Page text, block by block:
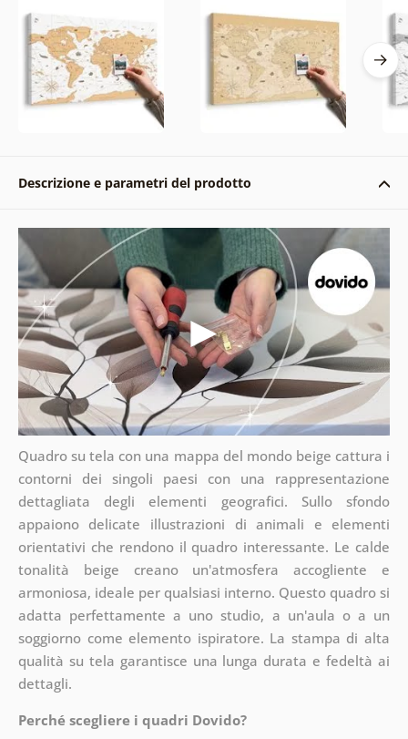
Descrizione e parametri del prodotto
Quadro su tela con una mappa del mondo beige cattura i
contorni dei singoli paesi con una rappresentazione
dettagliata degli elementi geografici. Sullo sfondo
appaiono delicate illustrazioni di animali e elementi
orientativi che rendono il quadro interessante. Le calde
tonalità beige creano un'atmosfera accogliente e
armoniosa, ideale per qualsiasi interno. Questo quadro si
adatta perfettamente a uno studio, a un'aula o a un
soggiorno come elemento ispiratore. La stampa di alta
qualità su tela garantisce una lunga durata e fedeltà ai
dettagli.
Perché scegliere i quadri Dovido?